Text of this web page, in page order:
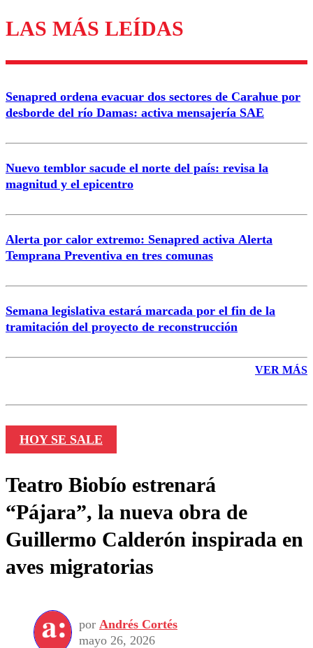
Los comentarios son moderados para garantizar un
diálogo respetuoso.
Nombre
Correo
LAS MÁS LEÍDAS
Senapred ordena evacuar dos sectores de Carahue por
desborde del río Damas: activa mensajería SAE
Nuevo temblor sacude el norte del país: revisa la
magnitud y el epicentro
Alerta por calor extremo: Senapred activa Alerta
Temprana Preventiva en tres comunas
Semana legislativa estará marcada por el fin de la
tramitación del proyecto de reconstrucción
VER MÁS
HOY SE SALE
Teatro Biobío estrenará
“Pájara”, la nueva obra de
Guillermo Calderón inspirada en
aves migratorias
por Andrés Cortés
mayo 26, 2026